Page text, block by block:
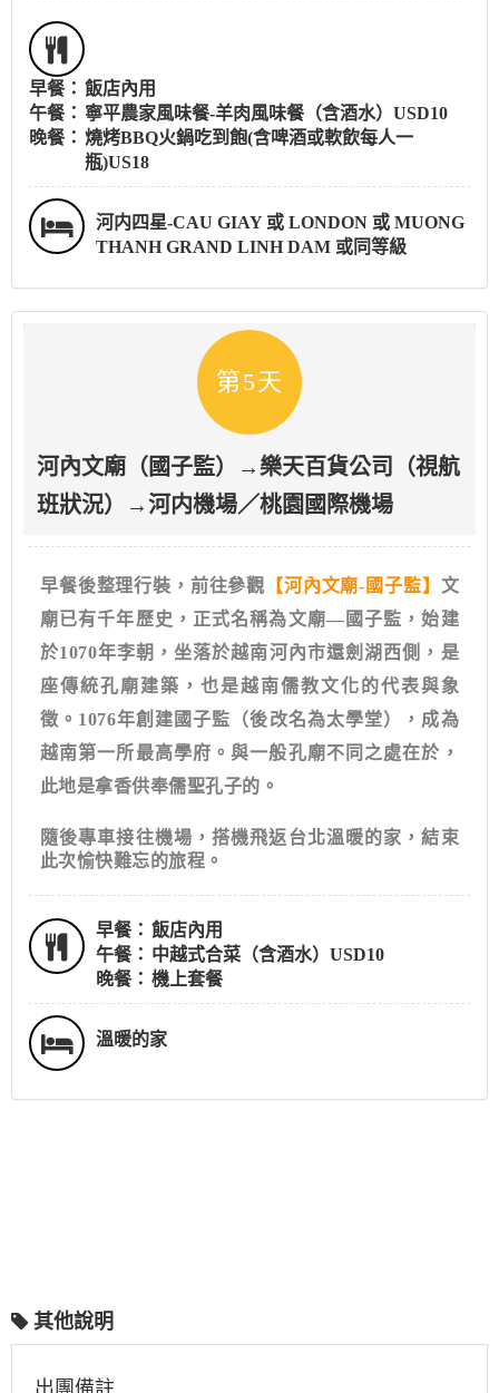
早餐： 飯店內用
午餐： 寧平農家風味餐-羊肉風味餐（含酒水）USD10
晚餐： 燒烤BBQ火鍋吃到飽(含啤酒或軟飲每人一
瓶)US18
河内四星-CAU GIAY 或 LONDON 或 MUONG
THANH GRAND LINH DAM 或同等級
第5天
河內文廟（國子監）→樂天百貨公司（視航
班狀況）→河内機場／桃園國際機場
早餐後整理行裝，前往參觀 【河內文廟- 國子監】 文
廟已有千年歷史，正式名稱為文廟—國子監，始建
於1070年李朝，坐落於越南河內市還劍湖西側，是
座傳統孔廟建築，也是越南儒教文化的代表與象
徵。1076年創建國子監（後改名為太學堂），成為
越南第一所最高學府。與一般孔廟不同之處在於，
此地是拿香供奉儒聖孔子的。
隨後專車接往機場，搭機飛返台北溫暖的家，結束
此次愉快難忘的旅程。
早餐： 飯店內用
午餐： 中越式合菜（含酒水）USD10
晚餐： 機上套餐
溫暖的家
其他說明
出團備註